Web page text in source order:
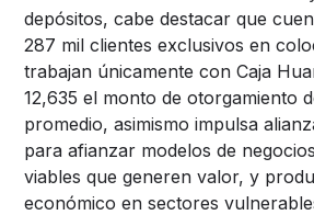
depósitos, cabe destacar que
287 mil clientes exclusivos en
trabajan únicamente con Caja
12,635 el monto de otorgamiento
promedio, asimismo impulsa
para afianzar modelos de
viables que generen valor, y
económico en sectores